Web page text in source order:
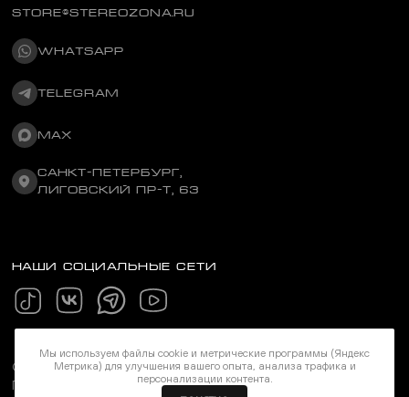
STORE@STEREOZONA.RU
WHATSAPP
TELEGRAM
MAX
САНКТ-ПЕТЕРБУРГ,
ЛИГОВСКИЙ ПР-Т, 63
НАШИ СОЦИАЛЬНЫЕ СЕТИ
©Stereozona 2026. Все права защищены
Политика конфиденциальности
Мы используем файлы cookie и метрические программы (Яндекс
Метрика) для улучшения вашего опыта, анализа трафика и
персонализации контента.